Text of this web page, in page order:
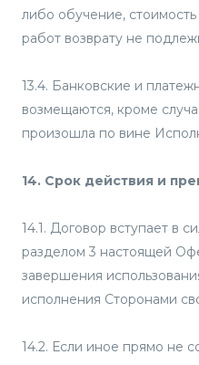
либо обучение,
работ возврату не
13.4. Банковские и
возмещаются, кроме
произошла по вине
14. Срок действия и
14.1. Договор вступает в
разделом 3 настоящей
завершения
исполнения Сторонами
14.2. Если иное прямо не